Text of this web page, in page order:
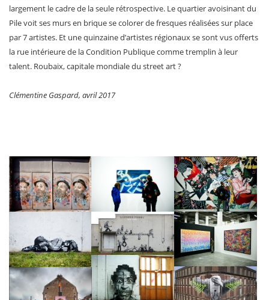
largement le cadre de la seule rétrospective. Le quartier avoisinant du
Pile voit ses murs en brique se colorer de fresques réalisées sur place
par 7 artistes. Et une quinzaine d’artistes régionaux se sont vus offerts
la rue intérieure de la Condition Publique comme tremplin à leur
talent. Roubaix, capitale mondiale du street art ?
Clémentine Gaspard, avril 2017